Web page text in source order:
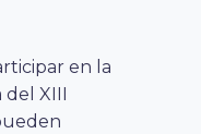
en la
XIII